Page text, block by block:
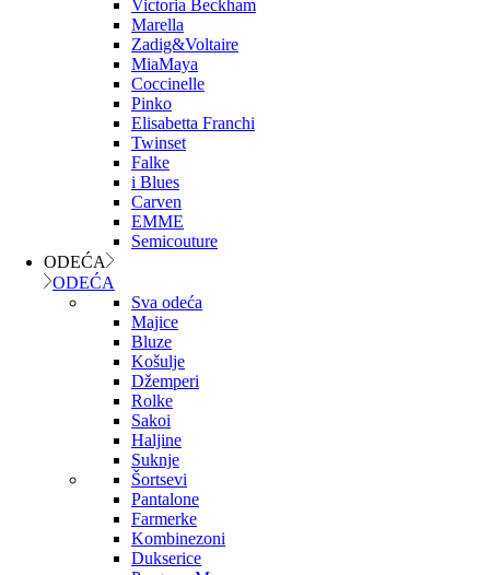
Victoria Beckham
Marella
Zadig&Voltaire
MiaMaya
Coccinelle
Pinko
Elisabetta Franchi
Twinset
Falke
i Blues
Carven
EMME
Semicouture
ODEĆA
ODEĆA
Sva odeća
Majice
Bluze
Košulje
Džemperi
Rolke
Sakoi
Haljine
Suknje
Šortsevi
Pantalone
Farmerke
Kombinezoni
Dukserice